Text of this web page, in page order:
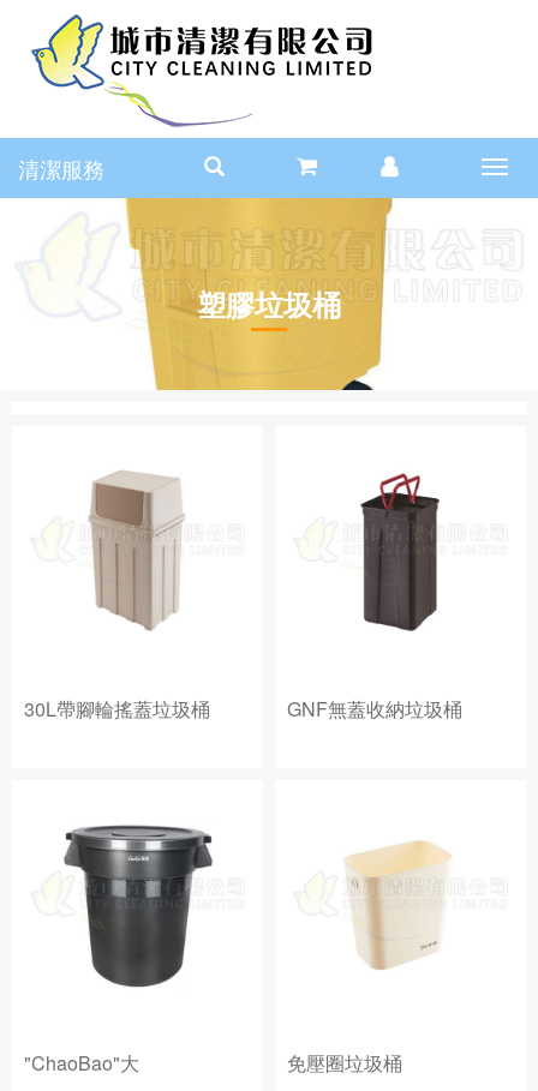
清潔服務
塑膠垃圾桶
30L帶腳輪搖蓋垃圾桶 GNF無蓋收納垃圾桶
"ChaoBao"大 免壓圈垃圾桶